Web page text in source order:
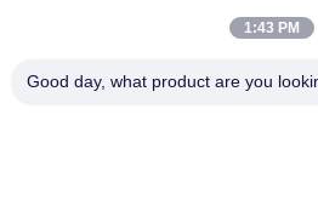
1:43 PM
Good day, what product are you